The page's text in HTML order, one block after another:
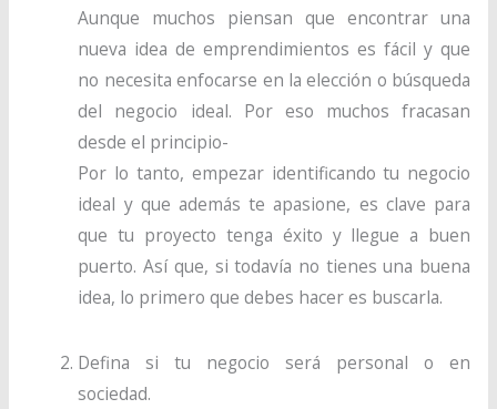
Aunque muchos piensan que encontrar una
nueva idea de emprendimientos es fácil y que
no necesita enfocarse en la elección o búsqueda
del negocio ideal. Por eso muchos fracasan
desde el principio-
Por lo tanto, empezar identificando tu negocio
ideal y que además te apasione, es clave para
que tu proyecto tenga éxito y llegue a buen
puerto. Así que, si todavía no tienes una buena
idea, lo primero que debes hacer es buscarla.
Defina si tu negocio será personal o en
sociedad.